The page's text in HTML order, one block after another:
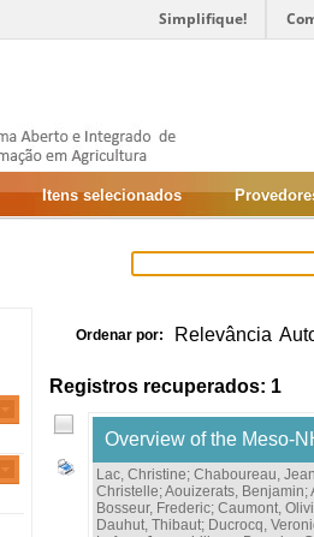
Simplifique!
Itens selecionados
Ordenar por: Relevância
Registros recuperados: 1
Overview of the Meso-
Lac, Christine; Chaboureau,
Christelle;Aouizerats, Benjamin;
Bosseur, Frederic; Caumont,
Dauhut, Thibaut; Ducrocq,